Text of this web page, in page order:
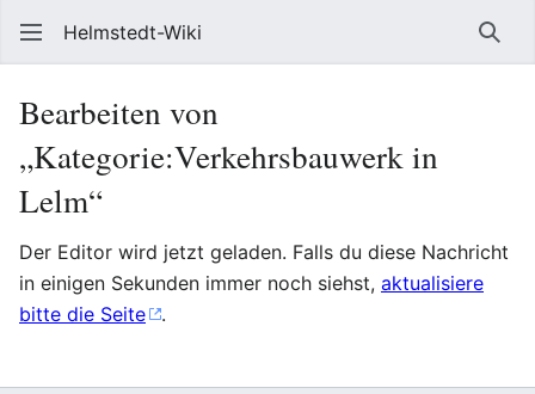
Helmstedt-Wiki
Bearbeiten von
„Kategorie:Verkehrsbauwerk in
Lelm“
Der Editor wird jetzt geladen. Falls du diese Nachricht
in einigen Sekunden immer noch siehst, aktualisiere
bitte die Seite
.